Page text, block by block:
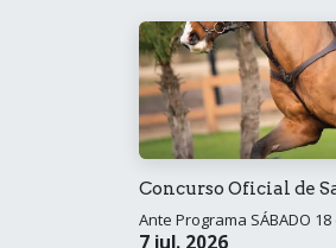
Concurso Oficial de
Ante Programa SÁBADO 18
7 jul. 2026